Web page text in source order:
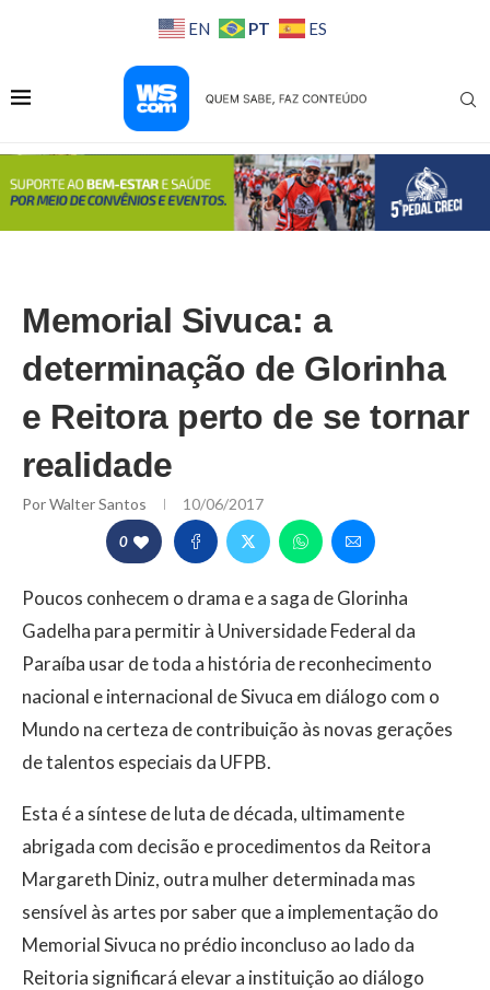
EN PT ES
Memorial Sivuca: a
determinação de Glorinha
e Reitora perto de se tornar
realidade
PorWalter Santos 10/06/2017
0
Poucos conhecem o drama e a saga de Glorinha
Gadelha para permitir à Universidade Federal da
Paraíba usar de toda a história de reconhecimento
nacional e internacional de Sivuca em diálogo com o
Mundo na certeza de contribuição às novas gerações
de talentos especiais da UFPB.
Esta é a síntese de luta de década, ultimamente
abrigada com decisão e procedimentos da Reitora
Margareth Diniz, outra mulher determinada mas
sensível às artes por saber que a implementação do
Memorial Sivuca no prédio inconcluso ao lado da
Reitoria significará elevar a instituição ao diálogo